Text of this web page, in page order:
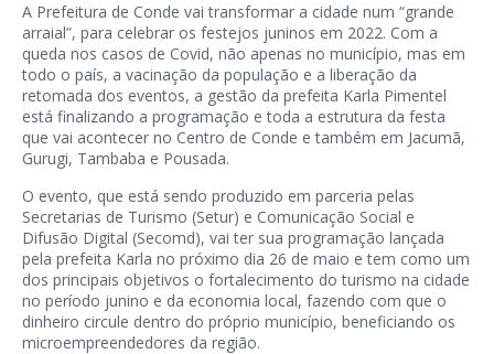
A Prefeitura de Conde vai transformar a cidade num “grande
arraial”, para celebrar os festejos juninos em 2022. Com a
queda nos casos de Covid, não apenas no município, mas em
todo o país, a vacinação da população e a liberação da
retomada dos eventos, a gestão da prefeita Karla Pimentel
está finalizando a programação e toda a estrutura da festa
que vai acontecer no Centro de Conde e também em Jacumã,
Gurugi, Tambaba e Pousada.
O evento, que está sendo produzido em parceria pelas
Secretarias de Turismo (Setur) e Comunicação Social e
Difusão Digital (Secomd), vai ter sua programação lançada
pela prefeita Karla no próximo dia 26 de maio e tem como um
dos principais objetivos o fortalecimento do turismo na cidade
no período junino e da economia local, fazendo com que o
dinheiro circule dentro do próprio município, beneficiando os
microempreendedores da região.